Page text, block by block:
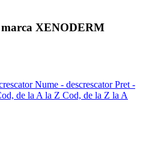
XENODERM
Nume - descrescatorPret -
de la A la Z Cod, de la Z la A